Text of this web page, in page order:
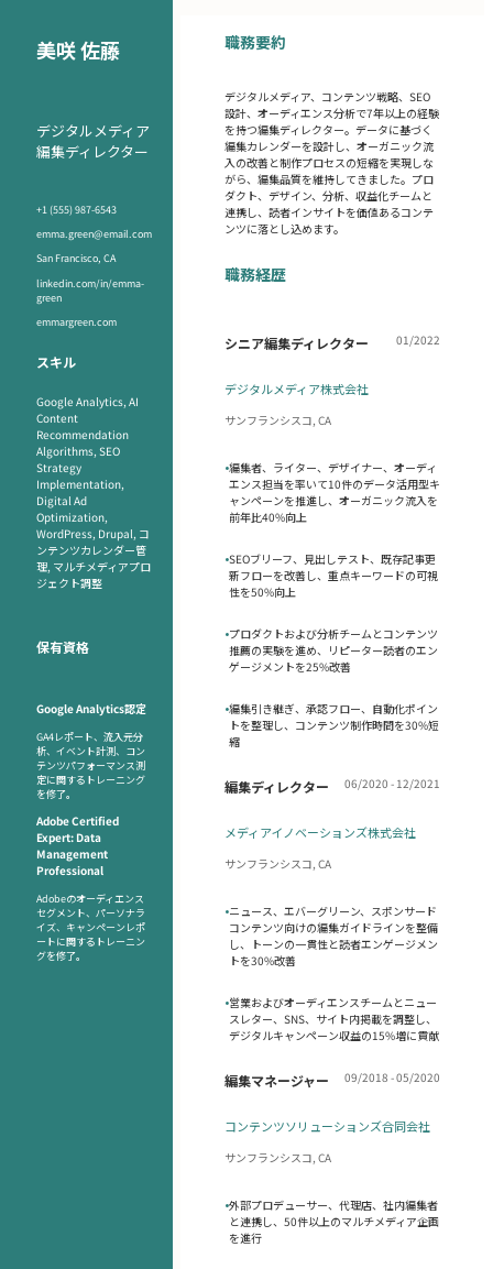
美咲 佐藤
デジタルメディア
編集ディレクター
+1 (555) 987-6543
emma.green@email.com
San Francisco, CA
linkedin.com/in/emma-
green
emmargreen.com
スキル
Google Analytics, AI
Content
Recommendation
Algorithms, SEO
Strategy
Implementation,
Digital Ad
Optimization,
WordPress, Drupal, コ
ンテンツカレンダー管
理, マルチメディアプロ
ジェクト調整
保有資格
Google Analytics認定
GA4レポート、流入元分
析、イベント計測、コン
テンツパフォーマンス測
定に関するトレーニング
を修了。
Adobe Certified
Expert: Data
Management
Professional
Adobeのオーディエンス
セグメント、パーソナラ
イズ、キャンペーンレポ
ートに関するトレーニン
グを修了。
職務要約
デジタルメディア、コンテンツ戦略、SEO
設計、オーディエンス分析で7年以上の経験
を持つ編集ディレクター。データに基づく
編集カレンダーを設計し、オーガニック流
入の改善と制作プロセスの短縮を実現しな
がら、編集品質を維持してきました。プロ
ダクト、デザイン、分析、収益化チームと
連携し、読者インサイトを価値あるコンテ
ンツに落とし込めます。
職務経歴
シニア編集ディレクター 01/2022
デジタルメディア株式会社
サンフランシスコ, CA
•編集者、ライター、デザイナー、オーディ
エンス担当を率いて10件のデータ活用型キ
ャンペーンを推進し、オーガニック流入を
前年比40%向上
•SEOブリーフ、見出しテスト、既存記事更
新フローを改善し、重点キーワードの可視
性を50%向上
•プロダクトおよび分析チームとコンテンツ
推薦の実験を進め、リピーター読者のエン
ゲージメントを25%改善
•編集引き継ぎ、承認フロー、自動化ポイン
トを整理し、コンテンツ制作時間を30%短
縮
編集ディレクター 06/2020 - 12/2021
メディアイノベーションズ株式会社
サンフランシスコ, CA
•ニュース、エバーグリーン、スポンサード
コンテンツ向けの編集ガイドラインを整備
し、トーンの一貫性と読者エンゲージメン
トを30%改善
•営業およびオーディエンスチームとニュー
スレター、SNS、サイト内掲載を調整し、
デジタルキャンペーン収益の15%増に貢献
編集マネージャー 09/2018 - 05/2020
コンテンツソリューションズ合同会社
サンフランシスコ, CA
•外部プロデューサー、代理店、社内編集者
と連携し、50件以上のマルチメディア企画
を進行